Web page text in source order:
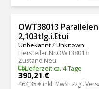
OWT38013
2,103tlg.i.Etui
Unbekannt / Unknown
Hersteller Nr.OWT38013
Zustand:Neu
Lieferzeit ca. 4 Tage
390,21 €
464,35 € inkl. MwSt. zzgl.